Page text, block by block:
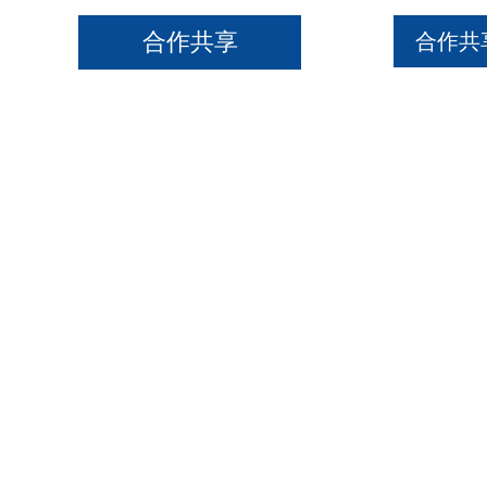
合作共享 合作共